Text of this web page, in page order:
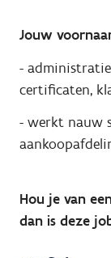
Jouw
-
certificaten,
- werkt nauw
Hou je van
dan is deze